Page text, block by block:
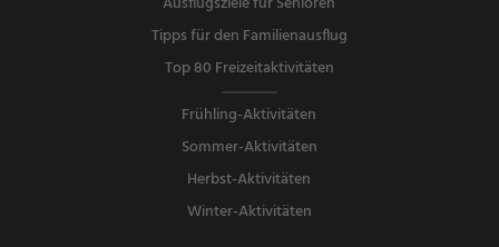
Tipps für den Familienausflug
Top 80 Freizeitaktivitäten
Frühling-Aktivitäten
Sommer-Aktivitäten
Herbst-Aktivitäten
Winter-Aktivitäten